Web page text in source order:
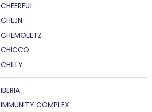
CHEERFUL
CHEJN
CHEMOLETZ
CHICCO
CHILLY
IBERIA
IMMUNITY COMPLEX